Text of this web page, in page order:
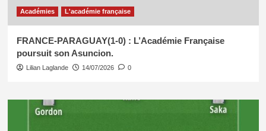
Académies L'académie française
FRANCE-PARAGUAY(1-0) : L’Académie Française
poursuit son Asuncion.
Lilian Laglande 14/07/2026 0